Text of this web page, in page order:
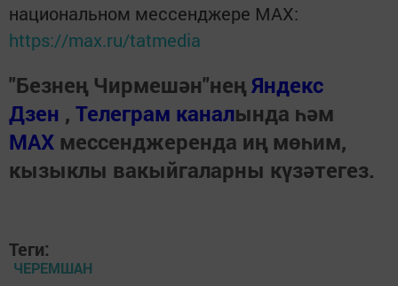
национальном мессенджере MАХ:
https://max.ru/tatmedia
"Безнең Чирмешән"неңЯндекс
Дзен , Телеграм каналында һәм
МАХ мессенджеренда иң мөһим,
кызыклы вакыйгаларны күзәтегез.
Теги:
ЧЕРЕМШАН